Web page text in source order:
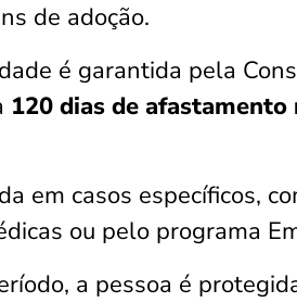
de adoção.
é garantida pela
120 dias de afastamento
em casos específicos,
ou pelo programa
a pessoa é